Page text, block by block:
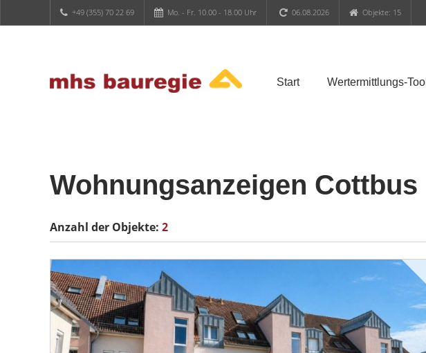
+49 (355) 70 22 69 Mo. - Fr. 10.00 - 18.00 Uhr 06.08.2026 Objekte: 15
Start Wertermittlungs-Tool
Wohnungsanzeigen Cottbus
Anzahl der Objekte: 2